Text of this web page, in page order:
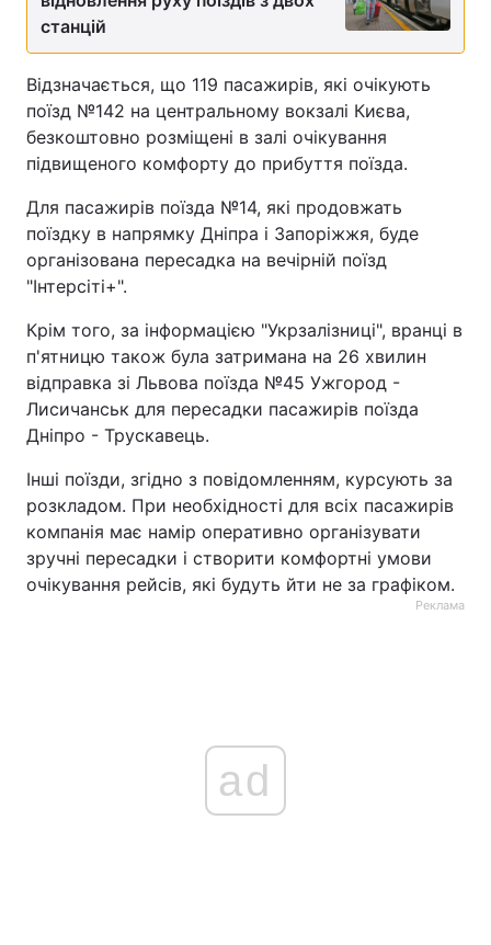
станцій
Відзначається, що 119 пасажирів, які очікують
поїзд №142 на центральному вокзалі Києва,
безкоштовно розміщені в залі очікування
підвищеного комфорту до прибуття поїзда.
Для пасажирів поїзда №14, які продовжать
поїздку в напрямку Дніпра і Запоріжжя, буде
організована пересадка на вечірній поїзд
"Інтерсіті+".
Крім того, за інформацією "Укрзалізниці", вранці в
п'ятницю також була затримана на 26 хвилин
відправка зі Львова поїзда №45 Ужгород -
Лисичанськ для пересадки пасажирів поїзда
Дніпро - Трускавець.
Інші поїзди, згідно з повідомленням, курсують за
розкладом. При необхідності для всіх пасажирів
компанія має намір оперативно організувати
зручні пересадки і створити комфортні умови
очікування рейсів, які будуть йти не за графіком.
Реклама
ad